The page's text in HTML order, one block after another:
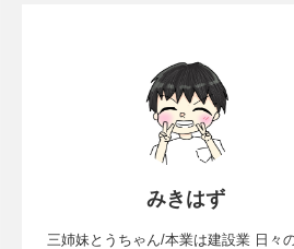
みきはず
三姉妹とうちゃん/本業は建設業 日々